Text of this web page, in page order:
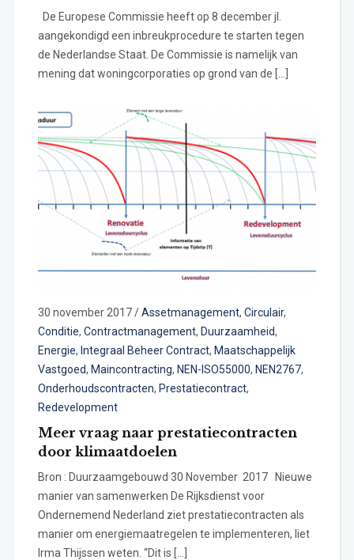
De Europese Commissie heeft op 8 december jl.
aangekondigd een inbreukprocedure te starten tegen
de Nederlandse Staat. De Commissie is namelijk van
mening dat woningcorporaties op grond van de […]
30 november 2017/Assetmanagement, Circulair,
Conditie, Contractmanagement, Duurzaamheid,
Energie, Integraal Beheer Contract, Maatschappelijk
Vastgoed, Maincontracting, NEN-ISO55000, NEN2767,
Onderhoudscontracten, Prestatiecontract,
Redevelopment
Meer vraag naar prestatiecontracten
door klimaatdoelen
Bron : Duurzaamgebouwd 30 November 2017 Nieuwe
manier van samenwerken De Rijksdienst voor
Ondernemend Nederland ziet prestatiecontracten als
manier om energiemaatregelen te implementeren, liet
Irma Thijssen weten. “Dit is […]